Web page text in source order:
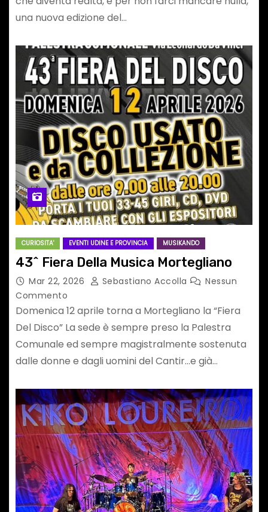
una nuova edizione del…
CURIOSITA' EVENTI UDINE E PROVINCIA MUSIKANDO
43^ Fiera Della Musica Mortegliano
Mar 22, 2026 Sebastiano Accolla
Nessun
Commento
Domenica 12 aprile torna a Mortegliano la “Fiera
Del Disco” La sede è sempre preso la Palestra
Comunale ed sempre magistralmente sostenuta
dalle donne e dagli uomini del Cantir…e già…